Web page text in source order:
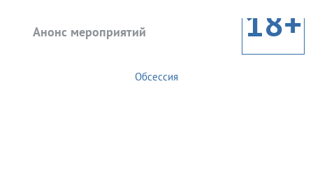
Анонс мероприятий 18+
Обсессия